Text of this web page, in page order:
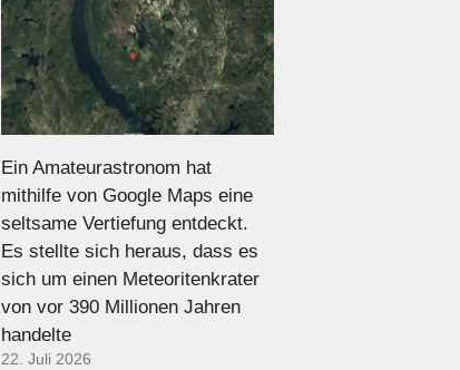
Ein Amateurastronom hat
mithilfe von Google Maps eine
seltsame Vertiefung entdeckt.
Es stellte sich heraus, dass es
sich um einen Meteoritenkrater
von vor 390 Millionen Jahren
handelte
22. Juli 2026